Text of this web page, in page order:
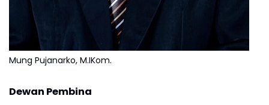
Mung Pujanarko, M.IKom.
Dewan Pembina